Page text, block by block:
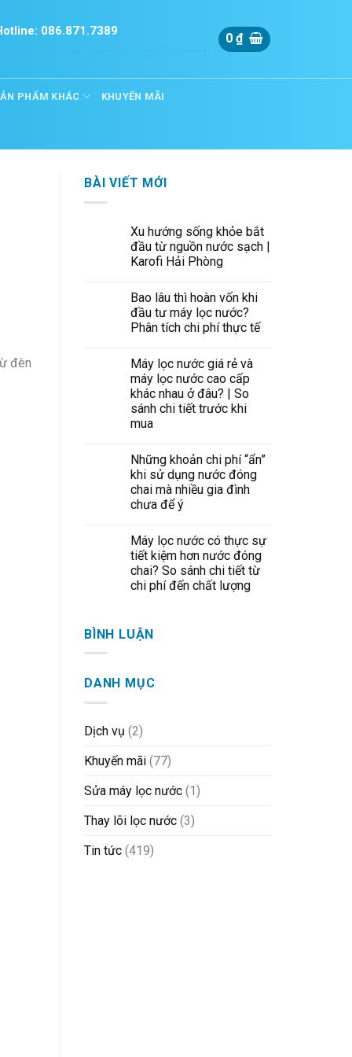
086.871.7389 0₫
PHẨM KHÁC KHUYẾN MÃI
đèn
BÀI VIẾT MỚI
Xu hướng sống khỏe bắt
đầu từ nguồn nước sạch |
Karofi Hải Phòng
Bao lâu thì hoàn vốn khi
đầu tư máy lọc nước?
Phân tích chi phí thực tế
Máy lọc nước giá rẻ và
máy lọc nước cao cấp
khác nhau ở đâu? | So
sánh chi tiết trước khi
mua
Những khoản chi phí “ẩn”
khi sử dụng nước đóng
chai mà nhiều gia đình
chưa để ý
Máy lọc nước có thực sự
tiết kiệm hơn nước đóng
chai? So sánh chi tiết từ
chi phí đến chất lượng
BÌNH LUẬN
DANH MỤC
Dịch vụ (2)
Khuyến mãi (77)
Sửa máy lọc nước (1)
Thay lõi lọc nước (3)
Tin tức (419)